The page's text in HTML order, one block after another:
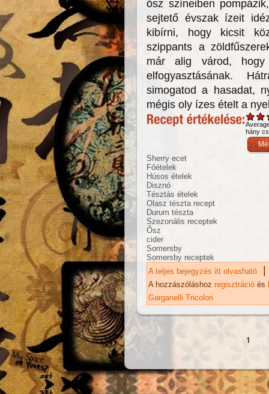
ősz színeiben
sejtető évszak ízeit
kibírni, hogy kicsit
szippants a
már alig várod, hogy
elfogyasztásának.
simogatod a hasadat,
mégis oly ízes ételt a
hány
Sherry ecet
Főételek
Húsos ételek
Disznó
Tésztás ételek
Olasz tészta recept
Durum tészta
Szezonális receptek
Ősz
cider
Somersby
Somersby receptek
A teljes bejegyzés itt olvasható
|
A hozzászóláshoz regisztráció és
Garganelli Tricolori
Oldalak